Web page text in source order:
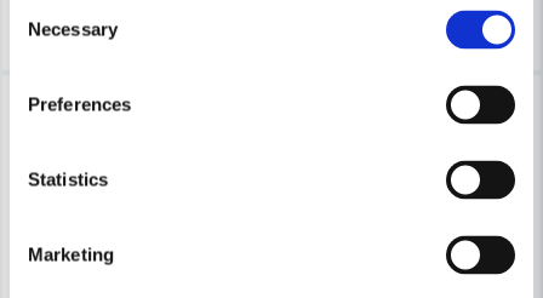
Selection
Necessary
Preferences
Statistics
Marketing